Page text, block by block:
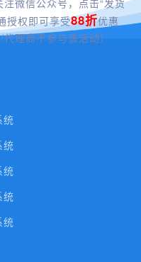
注微信公众号，点击“发货
授权即可享受88折优惠
理商不参与该活动）
统
统
统
统
统